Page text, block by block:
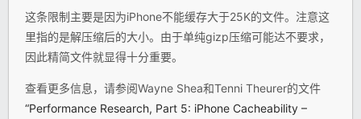
这条限制主要是因为iPhone不能缓存大于25K的文件。注意这
里指的是解压缩后的大小。由于单纯gizp压缩可能达不要求，
因此精简文件就显得十分重要。
查看更多信息，请参阅Wayne Shea和Tenni Theurer的文件
“Performance Research, Part 5: iPhone Cacheability –